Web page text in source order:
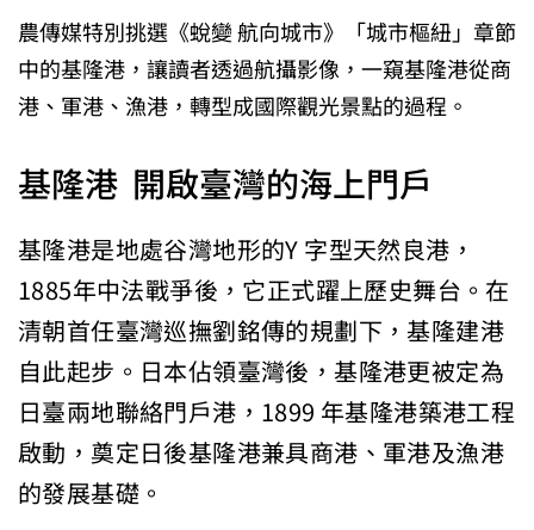
農傳媒特別挑選《蛻變 航向城市》「城市樞紐」章節
中的基隆港，讓讀者透過航攝影像，一窺基隆港從商
港、軍港、漁港，轉型成國際觀光景點的過程。
基隆港 開啟臺灣的海上門戶
基隆港是地處谷灣地形的Y 字型天然良港，
1885年中法戰爭後，它正式躍上歷史舞台。在
清朝首任臺灣巡撫劉銘傳的規劃下，基隆建港
自此起步。日本佔領臺灣後，基隆港更被定為
日臺兩地聯絡門戶港，1899 年基隆港築港工程
啟動，奠定日後基隆港兼具商港、軍港及漁港
的發展基礎。